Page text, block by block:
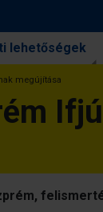
lehetőségek
megújítása